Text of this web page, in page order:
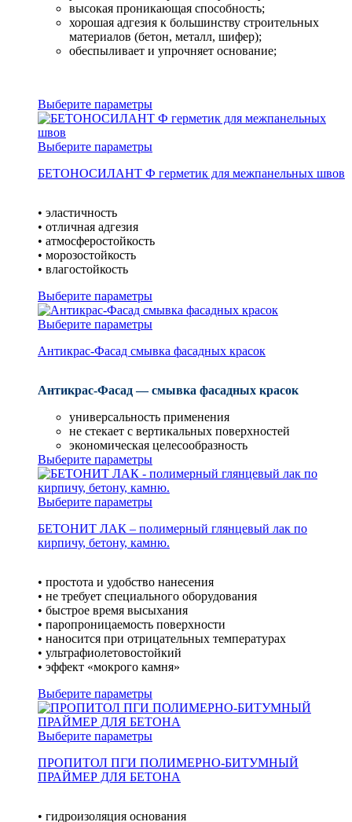
высокая проникающая способность;
хорошая адгезия к большинству строительных
материалов (бетон, металл, шифер);
обеспыливает и упрочняет основание;
Выберите параметры
Выберите параметры
БЕТОНОСИЛАНТ Ф герметик для межпанельных швов
• эластичность
• отличная адгезия
• атмосферостойкость
• морозостойкость
• влагостойкость
Выберите параметры
Выберите параметры
Антикрас-Фасад смывка фасадных красок
Антикрас-Фасад — смывка фасадных красок
универсальность применения
не стекает с вертикальных поверхностей
экономическая целесообразность
Выберите параметры
Выберите параметры
БЕТОНИТ ЛАК – полимерный глянцевый лак по
кирпичу, бетону, камню.
• простота и удобство нанесения
• не требует специального оборудования
• быстрое время высыхания
• паропроницаемость поверхности
• наносится при отрицательных температурах
• ультрафиолетовостойкий
• эффект «мокрого камня»
Выберите параметры
Выберите параметры
ПРОПИТОЛ ПГИ ПОЛИМЕРНО-БИТУМНЫЙ
ПРАЙМЕР ДЛЯ БЕТОНА
• гидроизоляция основания